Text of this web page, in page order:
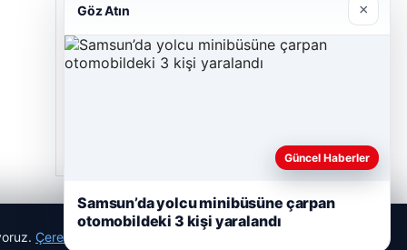
Çerez Politikamız
Göz Atın ×
Güncel Haberler
Samsun’da yolcu minibüsüne çarpan
otomobildeki 3 kişi yaralandı